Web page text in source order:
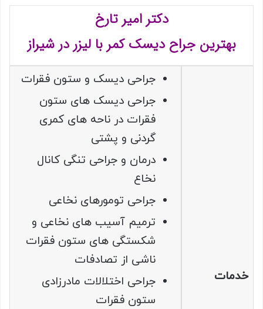
دکتر امیر تارخ
بهترین جراح دیسک کمر با لیزر در شیراز
خدمات
جراحی دیسک و ستون فقرات
جراحی ديسک های ستون
فقرات در ناحه های کمری
گردنی و پشتی
درمان و جراحی تنگی کانال
نخاع
جراحی تومورهای نخاعی
ترميم آسيب های نخاعی و
شکستگی های ستون فقرات
ناشی از تصادفات
جراحی اختلالات مادرزادی
ستون فقرات